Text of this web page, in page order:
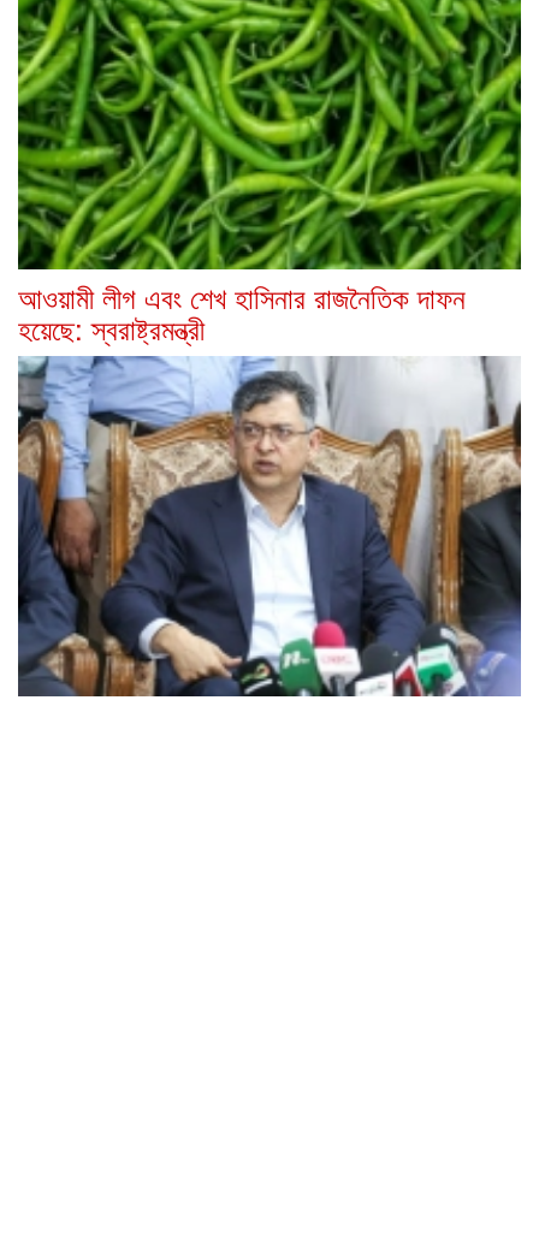
আওয়ামী লীগ এবং শেখ হাসিনার রাজনৈতিক দাফন
হয়েছে: স্বরাষ্ট্রমন্ত্রী